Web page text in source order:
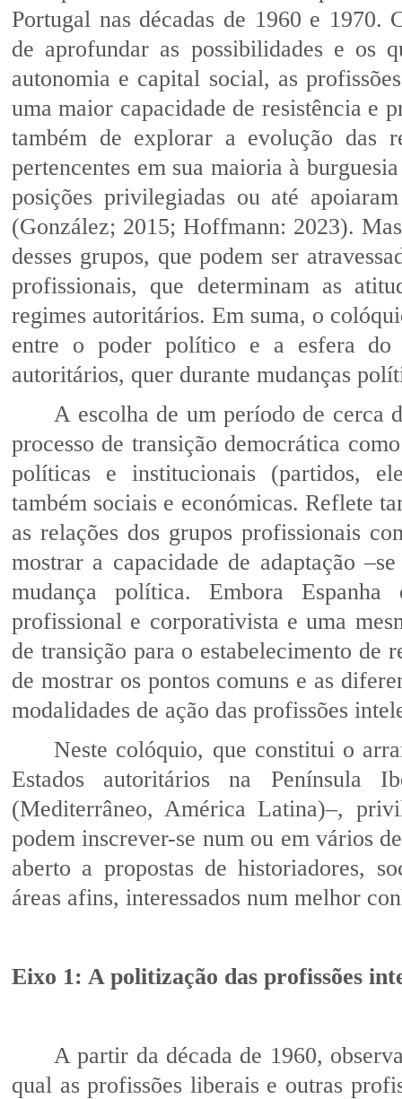
Portugal nas décadas de 1960 e 1970.
de aprofundar as possibilidades e os
autonomia e capital social, as
uma maior capacidade de resistência e
também de explorar a evolução das
pertencentes em sua maioria à
posições privilegiadas ou até
(González; 2015; Hoffmann: 2023).
desses grupos, que podem ser
profissionais, que determinam as
regimes autoritários. Em suma, o
entre o poder político e a esfera do
autoritários, quer durante mudanças
A escolha de um período de cerca
processo de transição democrática
políticas e institucionais (partidos,
também sociais e económicas. Reflete
as relações dos grupos profissionais
mostrar a capacidade de adaptação
mudança política. Embora
profissional e corporativista e uma
de transição para o estabelecimento de
de mostrar os pontos comuns e as
modalidades de ação das profissões
Neste colóquio, que constitui o
Estados autoritários na Península
(Mediterrâneo, América Latina)–,
podem inscrever-se num ou em vários
aberto a propostas de historiadores,
áreas afins, interessados num melhor
Eixo 1: A politização das profissões
A partir da década de 1960,
qual as profissões liberais e outras